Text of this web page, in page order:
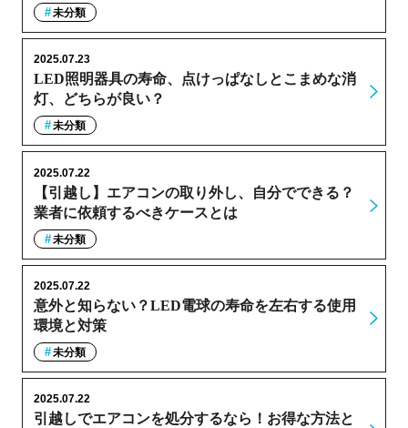
未分類
LED照明器具の寿命、点けっぱなしとこまめな消
灯、どちらが良い？
2025.07.23
未分類
【引越し】エアコンの取り外し、自分でできる？
業者に依頼するべきケースとは
2025.07.22
未分類
意外と知らない？LED電球の寿命を左右する使用
環境と対策
2025.07.22
未分類
引越しでエアコンを処分するなら！お得な方法と
2025.07.22